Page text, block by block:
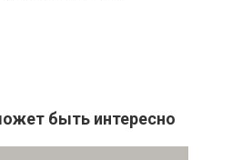
быть интересно